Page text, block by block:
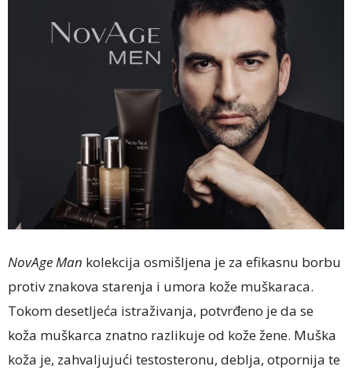
NovAge Man kolekcija osmišljena je za efikasnu borbu
protiv znakova starenja i umora kože muškaraca.
Tokom desetljeća istraživanja, potvrđeno je da se
koža muškarca znatno razlikuje od kože žene. Muška
koža je, zahvaljujući testosteronu, deblja, otpornija te